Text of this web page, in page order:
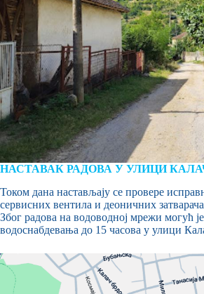
НАСТАВАК РАДОВА У УЛИЦИ
Током дана настављају се провере
сервисних вентила и деоничних
Због радова на водоводној мрежи могућ
водоснабдевања до 15 часова у улици